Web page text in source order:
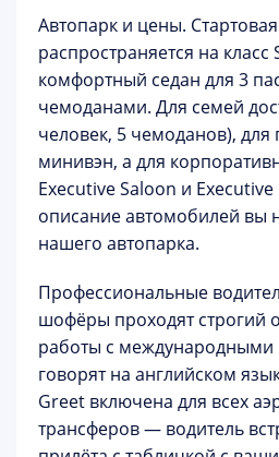
Автопарк и цены.
распространяется на
комфортный седан для 3
чемоданами. Для семей
человек, 5 чемоданов),
минивэн, а для
Executive Saloon и
описание автомобилей вы
нашего автопарка.
Профессиональные
шофёры проходят строгий
работы с международными
говорят на английском
Greet включена для всех
трансферов — водитель